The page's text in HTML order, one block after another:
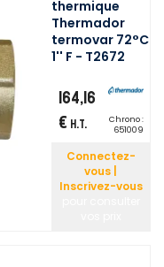
thermique
Thermador
termovar 72°C
1'' F - T2672
164,16
€ H.T.
Chrono :
651009
Connectez-
vous |
Inscrivez-vous